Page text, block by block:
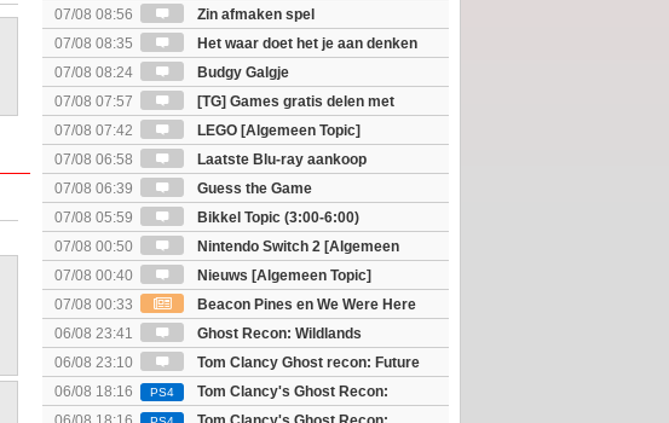
07/08 08:56
Zin afmaken spel
07/08 08:35
Het waar doet het je aan denken
spel! (3 posts wachten!)
07/08 08:24
Budgy Galgje
07/08 07:57
[TG] Games gratis delen met
elkaar.
07/08 07:42
LEGO [Algemeen Topic]
07/08 06:58
Laatste Blu-ray aankoop
07/08 06:39
Guess the Game
07/08 05:59
Bikkel Topic (3:00-6:00)
07/08 00:50
Nintendo Switch 2 [Algemeen
Topic]
07/08 00:40
Nieuws [Algemeen Topic]
07/08 00:33
Beacon Pines en We Were Here
Together (PC) Gratis
06/08 23:41
Ghost Recon: Wildlands
[Algemeen]
06/08 23:10
Tom Clancy Ghost recon: Future
soldier
06/08 18:16 PS4
Tom Clancy's Ghost Recon:
Breakpoint - Ultimate Edition